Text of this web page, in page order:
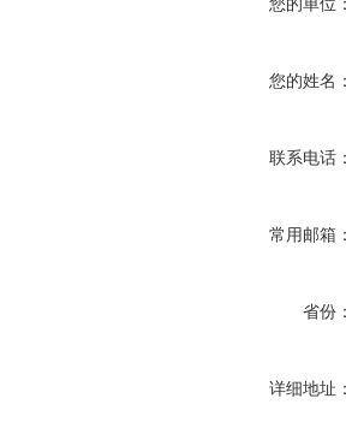
您的单位
您的姓名
联系电话
常用邮箱
省份
详细地址